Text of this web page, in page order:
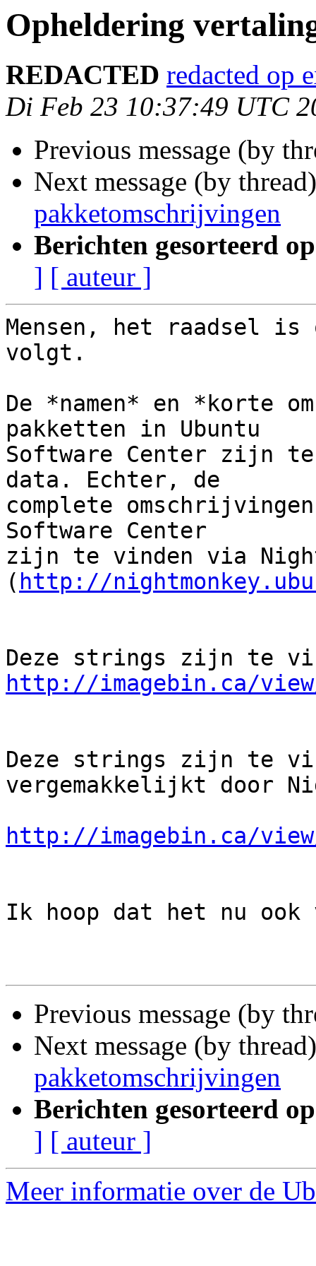
Opheldering
REDACTED redacted op
Di Feb 23 10:37:49 UTC
Previous message (by
Next message (by
pakketomschrijvingen
Berichten gesorteerd
] [ auteur ]
Mensen, het raadsel
volgt.
De *namen* en *korte
pakketten in Ubuntu
Software Center zijn
data. Echter, de
complete
Software Center
zijn te vinden via
( http://
http://imagebin.ca/
Deze strings zijn te
vergemakkelijkt door
http://imagebin.ca/view/
Ik hoop dat het nu
Previous message (by
Next message (by
pakketomschrijvingen
Berichten gesorteerd
] [ auteur ]
Meer informatie over de